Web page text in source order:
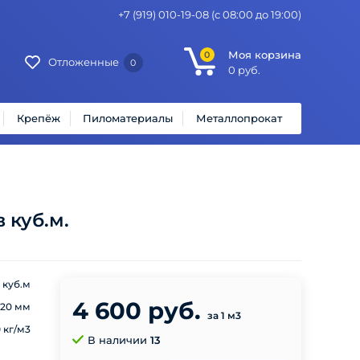
+7 (919) 010-19-08 (с 08:00 до 19:00)
Отложенные 0
0
Моя корзина
0 руб.
Крепёж Пиломатериалы Металлопрокат
куб.м.
куб.м
мм
кг/м3
4 600 руб. за 1 м3
В наличии 13